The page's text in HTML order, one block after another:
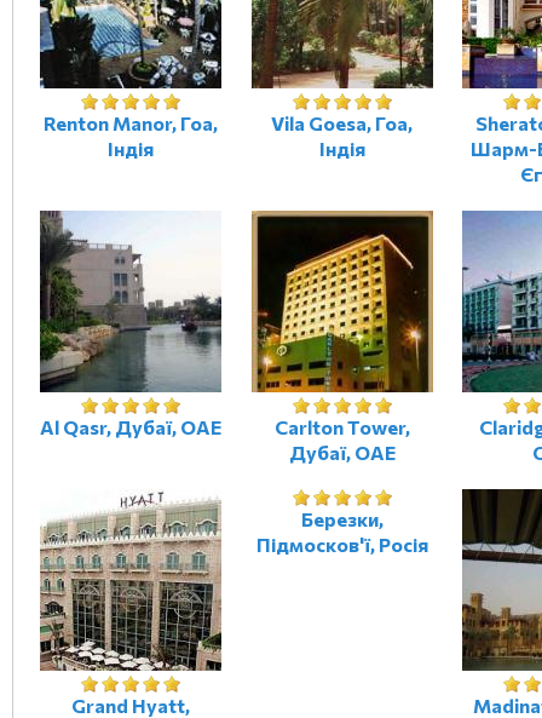
Renton Manor, Гоа,
Індія
Vila Goesa, Гоа,
Індія
Шарм-
Al Qasr, Дубаї, ОАЕ
Carlton Tower,
Дубаї, ОАЕ
Grand Hyatt,
Березки,
Підмосков'ї, Росія